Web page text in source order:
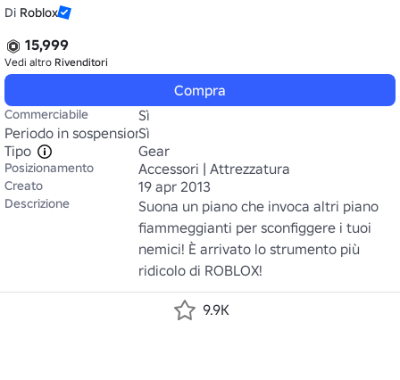
Di Roblox
15,999
Vedi altro Rivenditori
Compra
Commerciabile
Sì
Periodo in sospensione
Sì
Tipo
Gear
Posizionamento Accessori | Attrezzatura
Creato 19 apr 2013
Descrizione
Suona un piano che invoca altri piano
fiammeggianti per sconfiggere i tuoi
nemici! È arrivato lo strumento più
ridicolo di ROBLOX!
9.9K